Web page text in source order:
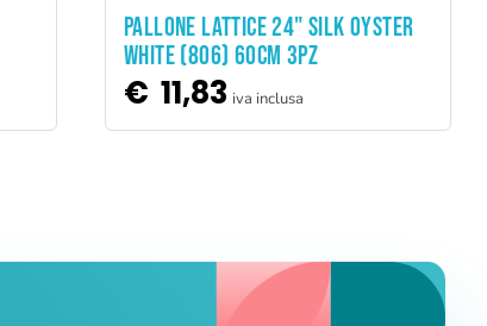
ADD TO CART
PALLONE LATTICE 24" SILK OYSTER
WHITE (806) 60CM 3PZ
€ 11,83 iva inclusa